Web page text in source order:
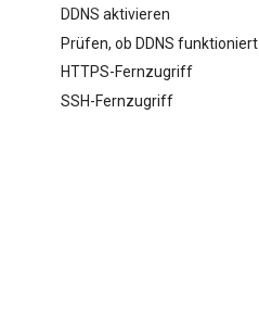
DDNS aktivieren
Prüfen, ob DDNS funktioniert
HTTPS-Fernzugriff
SSH-Fernzugriff